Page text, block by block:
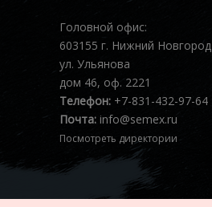
Головной офис:
603155 г. Нижний Новгород
ул. Ульянова
дом 46, оф. 2221
Телефон: +7-831-432-97-64
Почта: info@semex.ru
Посмотреть директории